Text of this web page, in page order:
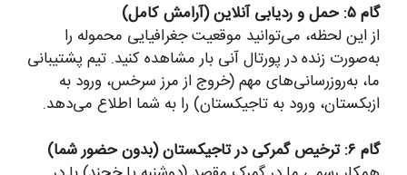
گام ۵: حمل و ردیابی آنلاین (آرامش کامل)
از این لحظه، می‌توانید موقعیت جغرافیایی محموله را
به‌صورت زنده در پورتال آنی بار مشاهده کنید. تیم پشتیبانی
ما، به‌روزرسانی‌های مهم (خروج از مرز سرخس، ورود به
ازبکستان، ورود به تاجیکستان) را به شما اطلاع می‌دهد.
گام ۶: ترخیص گمرکی در تاجیکستان (بدون حضور شما)